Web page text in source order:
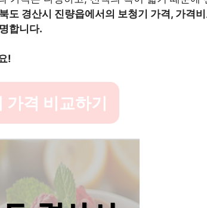
도 경산시 진량읍에서의 보청기 가격, 가격
합니다.
!
격 비교하기